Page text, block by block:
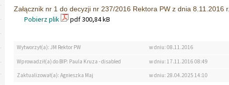
Załącznik nr 1 do decyzji nr 237/2016 Rektora PW z dnia 8.11.2016 r.
Pobierz plik pdf 300,84 kB
Wytworzył(a): JM Rektor PW
w dniu: 08.11.2016
Wprowadził(a) do BIP: Paula Kruza - disabled
w dniu: 17.11.2016 08:49
Zaktualizował(a): Agnieszka Maj
w dniu: 28.04.2025 14:10